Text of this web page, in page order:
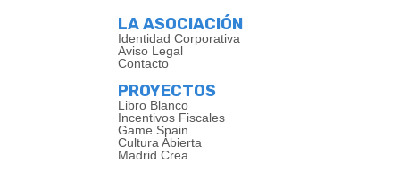
LA ASOCIACIÓN
Identidad Corporativa
Aviso Legal
Contacto
PROYECTOS
Libro Blanco
Incentivos Fiscales
Game Spain
Cultura Abierta
Madrid Crea